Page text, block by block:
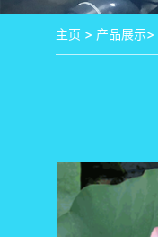
主页 > 产品展示>